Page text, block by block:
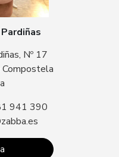
Nº 17
941 390